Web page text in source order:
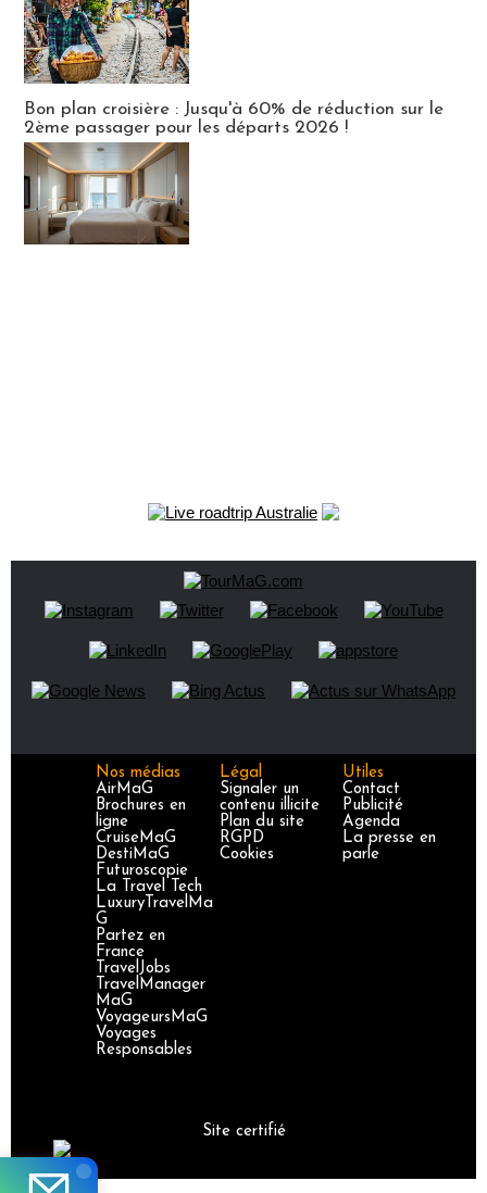
Bon plan croisière : Jusqu'à 60% de réduction sur le
2ème passager pour les départs 2026 !
Nos médias
AirMaG
Brochures en
ligne
CruiseMaG
DestiMaG
Futuroscopie
La Travel Tech
LuxuryTravelMa
G
Partez en
France
TravelJobs
TravelManager
MaG
VoyageursMaG
Voyages
Responsables
Légal
Signaler un
contenu illicite
Plan du site
RGPD
Cookies
Utiles
Contact
Publicité
Agenda
La presse en
parle
Site certifié